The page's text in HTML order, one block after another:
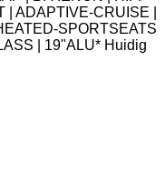
ADAPTIVE-CRUISE |
SPORTSEATS
| 19"ALU* Huidig